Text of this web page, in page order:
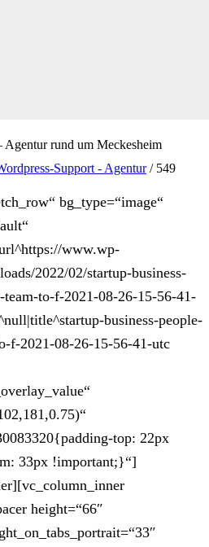
rund um Meckesheim
Support - Agentur / 549
bg_type=“image“
www.wp-
2022/02/startup-business-
to-f-2021-08-26-15-56-41-
business-people-
f-2021-08-26-15-56-41-utc
top: 22px
33px !important;}“]
height=“66″